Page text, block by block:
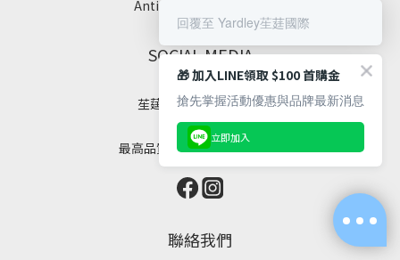
Anti-Fraud Statement
SOCIAL MEDIA
苼莛國際生技有限公司
✦ 四大堅持 ✦
最高品質｜安全｜健康｜美麗
聯絡我們
回覆至 Yardley苼莛國際
🎁 加入LINE領取 $100 首購金
搶先掌握活動優惠與品牌最新消息
立即加入